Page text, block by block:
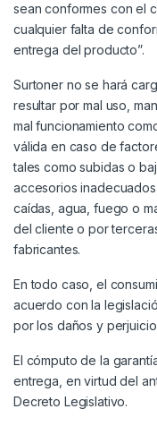
sean conformes con el
cualquier falta de
entrega del producto”.
Surtoner no se hará
resultar por mal uso,
mal funcionamiento
válida en caso de
tales como subidas o
accesorios
caídas, agua, fuego o
del cliente o por
fabricantes.
En todo caso, el
acuerdo con la
por los daños y
El cómputo de la
entrega, en virtud del
Decreto Legislativo.